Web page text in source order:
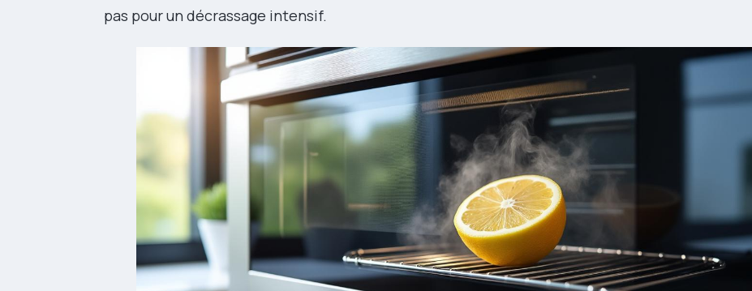
pas pour un décrassage intensif.